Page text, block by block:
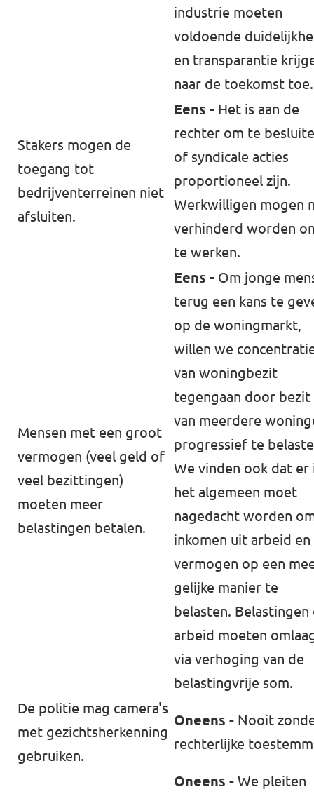
industrie moeten
voldoende
en transparantie
naar de toekomst toe.
Stakers mogen de
toegang tot
bedrijventerreinen niet
afsluiten.
Eens - Het is aan de
rechter om te
of syndicale acties
proportioneel zijn.
Werkwilligen mogen
verhinderd worden
te werken.
Mensen met een groot
vermogen (veel geld of
veel bezittingen)
moeten meer
belastingen betalen.
Eens - Om jonge
terug een kans te
op de woningmarkt,
willen we
van woningbezit
tegengaan door bezit
van meerdere
progressief te
We vinden ook dat er
het algemeen moet
nagedacht worden
inkomen uit arbeid en
vermogen op een
gelijke manier te
belasten. Belastingen
arbeid moeten
via verhoging van de
belastingvrije som.
De politie mag ⁠camera's
met gezichtsherkenning⁠
gebruiken.
Oneens - Nooit
rechterlijke
Oneens - We pleiten